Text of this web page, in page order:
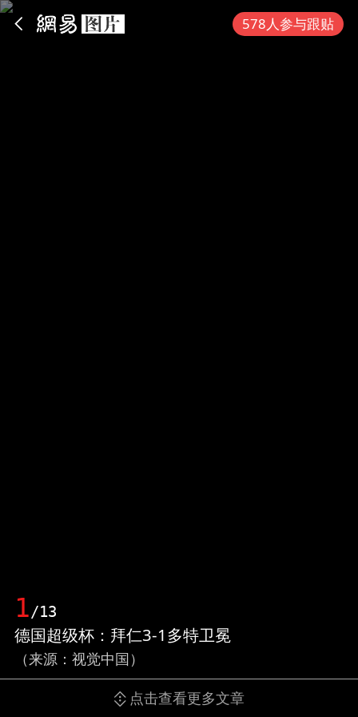
578人参与跟贴
1/13
德国超级杯：拜仁3-1多特卫冕
（来源：视觉中国）
点击查看更多文章
App内打开